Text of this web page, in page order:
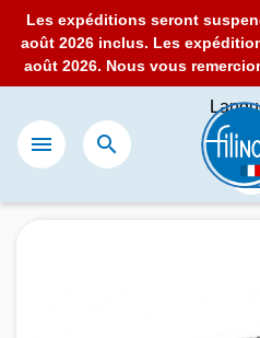
Les expéditions seront
août 2026 inclus. Les
août 2026. Nous vous
 
: